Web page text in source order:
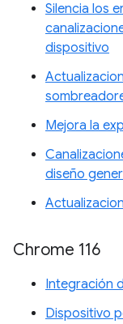
Silencia los
dispositivo
Mejora la
diseño
Chrome 116
Integración
Dispositivo